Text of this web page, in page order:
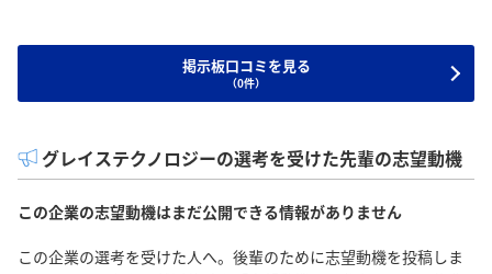
掲示板口コミを見る
（0件）
グレイステクノロジーの選考を受けた先輩の志望動機
この企業の志望動機はまだ公開できる情報がありません
この企業の選考を受けた人へ。後輩のために志望動機を投稿しま